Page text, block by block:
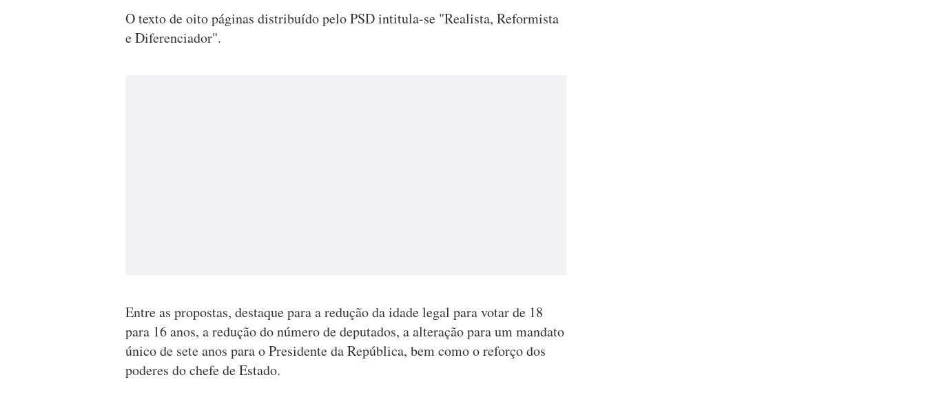
O texto de oito páginas distribuído pelo PSD intitula-se "Realista, Reformista
e Diferenciador".
Entre as propostas, destaque para a redução da idade legal para votar de 18
para 16 anos, a redução do número de deputados, a alteração para um mandato
único de sete anos para o Presidente da República, bem como o reforço dos
poderes do chefe de Estado.